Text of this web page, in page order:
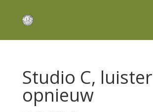
Studio C, luister
opnieuw